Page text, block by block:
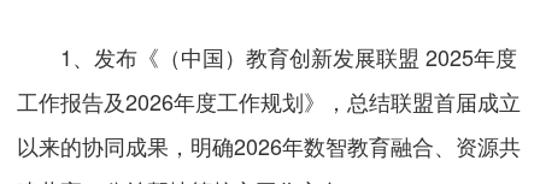
1、发布《（中国）教育创新发展联盟 2025年度
工作报告及2026年度工作规划》，总结联盟首届成立
以来的协同成果，明确2026年数智教育融合、资源共